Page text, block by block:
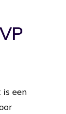
een